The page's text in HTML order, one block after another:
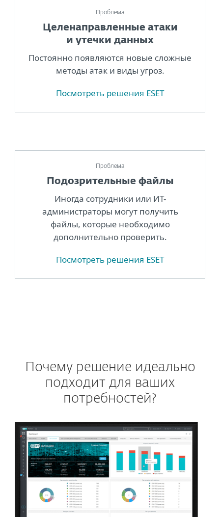
Проблема
Целенаправленные атаки
и утечки данных
Постоянно появляются новые сложные
методы атак и виды угроз.
Посмотреть решения ESET
Проблема
Подозрительные файлы
Иногда сотрудники или ИТ-
администраторы могут получить
файлы, которые необходимо
дополнительно проверить.
Посмотреть решения ESET
Почему решение идеально
подходит для ваших
потребностей?